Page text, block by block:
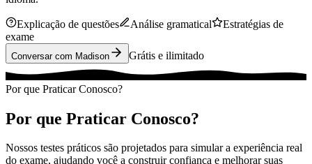
Explicação de questões Análise gramatical
Estratégias de
exame
Conversar com Madison Grátis e ilimitado
Por que Praticar Conosco?
Por que Praticar Conosco?
Nossos testes práticos são projetados para simular a experiência real
do exame, ajudando você a construir confiança e melhorar suas